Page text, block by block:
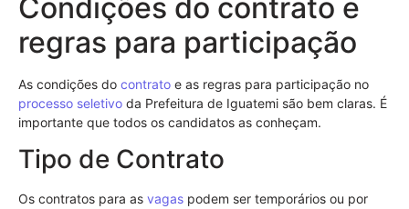
Condições do contrato e
regras para participação
As condições do contrato e as regras para participação no
processo seletivo da Prefeitura de Iguatemi são bem claras. É
importante que todos os candidatos as conheçam.
Tipo de Contrato
Os contratos para as vagas podem ser temporários ou por